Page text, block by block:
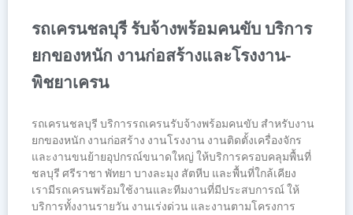
รถเครนชลบุรี รับจ้างพร้อมคนขับ บริการ
ยกของหนัก งานก่อสร้างและโรงงาน-
พิชยาเครน
รถเครนชลบุรี บริการรถเครนรับจ้างพร้อมคนขับ สำหรับงาน
ยกของหนัก งานก่อสร้าง งานโรงงาน งานติดตั้งเครื่องจักร
และงานขนย้ายอุปกรณ์ขนาดใหญ่ ให้บริการครอบคลุมพื้นที่
ชลบุรี ศรีราชา พัทยา บางละมุง สัตหีบ และพื้นที่ใกล้เคียง
เรามีรถเครนพร้อมใช้งานและทีมงานที่มีประสบการณ์ ให้
บริการทั้งงานรายวัน งานเร่งด่วน และงานตามโครงการ